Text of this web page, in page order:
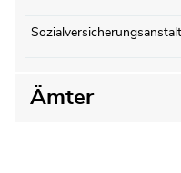
Sozialversicherungsanstalt
Ämter